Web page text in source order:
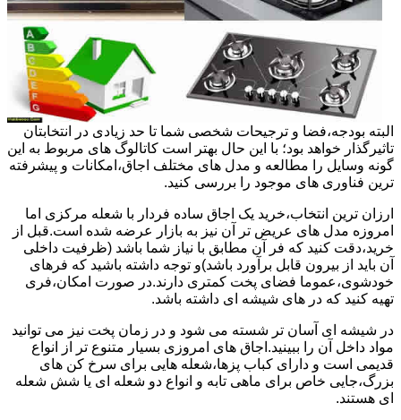
البته بودجه،فضا و ترجیحات شخصی شما تا حد زیادی در انتخابتان
تاثیرگذار خواهد بود؛ با این حال بهتر است کاتالوگ های مربوط به این
گونه وسایل را مطالعه و مدل های مختلف اجاق،امکانات و پیشرفته
ترین فناوری های موجود را بررسی کنید.
ارزان ترین انتخاب،خرید یک اجاق ساده فردار با شعله مرکزی اما
امروزه مدل های عریض تر آن نیز به بازار عرضه شده است.قبل از
خرید،دقت کنید که فر آن مطابق با نیاز شما باشد (ظرفیت داخلی
آن باید از بیرون قابل برآورد باشد)و توجه داشته باشید که فرهای
خودشوی،عموما فضای پخت کمتری دارند.در صورت امکان،فری
تهیه کنید که در های شیشه ای داشته باشد.
در شیشه ای آسان تر شسته می شود و در زمان پخت نیز می توانید
مواد داخل آن را ببینید.اجاق های امروزی بسیار متنوع تر از انواع
قدیمی است و دارای کباب پزها،شعله هایی برای سرخ کن های
بزرگ،جایی خاص برای ماهی تابه و انواع دو شعله ای یا شش شعله
ای هستند.